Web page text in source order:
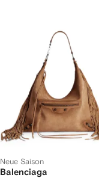
Neue Saison
Balenciaga